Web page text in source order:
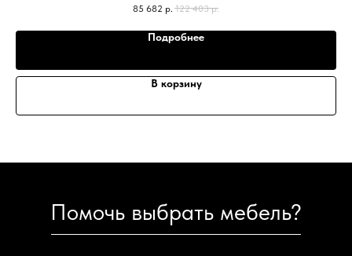
85 682 р. 122 403 р.
Подробнее
В корзину
Помочь выбрать мебель?